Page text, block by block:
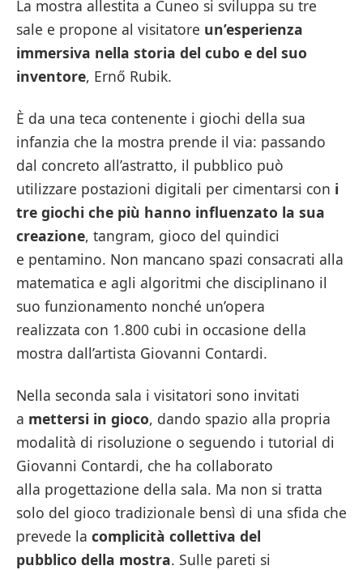
La mostra allestita a Cuneo si sviluppa su tre
sale e propone al visitatore un’esperienza
immersiva nella storia del cubo e del suo
inventore, Ernő Rubik.
È da una teca contenente i giochi della sua
infanzia che la mostra prende il via: passando
dal concreto all’astratto, il pubblico può
utilizzare postazioni digitali per cimentarsi con i
tre giochi che più hanno influenzato la sua
creazione, tangram, gioco del quindici
e pentamino. Non mancano spazi consacrati alla
matematica e agli algoritmi che disciplinano il
suo funzionamento nonché un’opera
realizzata con 1.800 cubi in occasione della
mostra dall’artista Giovanni Contardi.
Nella seconda sala i visitatori sono invitati
a mettersi in gioco, dando spazio alla propria
modalità di risoluzione o seguendo i tutorial di
Giovanni Contardi, che ha collaborato
alla progettazione della sala. Ma non si tratta
solo del gioco tradizionale bensì di una sfida che
prevede la complicità collettiva del
pubblico della mostra. Sulle pareti si